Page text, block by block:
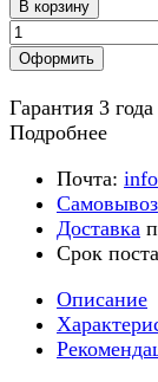
В корзину
Оформить
Гарантия 3 года
Подробнее
Почта:
Самовывоз
Доставка
Срок
Описание